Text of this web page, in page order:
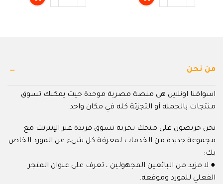
5
5
من نحن
اسواقنا اونلاين هى منصة مصرية موحدة حيث يمكنك تسوق
منتجات بالجملة أو التجزئة كله في مكان واحد.
نحن حريصون على منحك تجربة تسوق فريدة عبر الإنترنت مع
مجموعة جديدة من الخدمات لمعرفة كل شيء عن المورد الخاص
بك:
● لا مزيد من البائعين المجهولين ، تعرف على عنوان المتجر
الفعلي للمورد وموقعه.